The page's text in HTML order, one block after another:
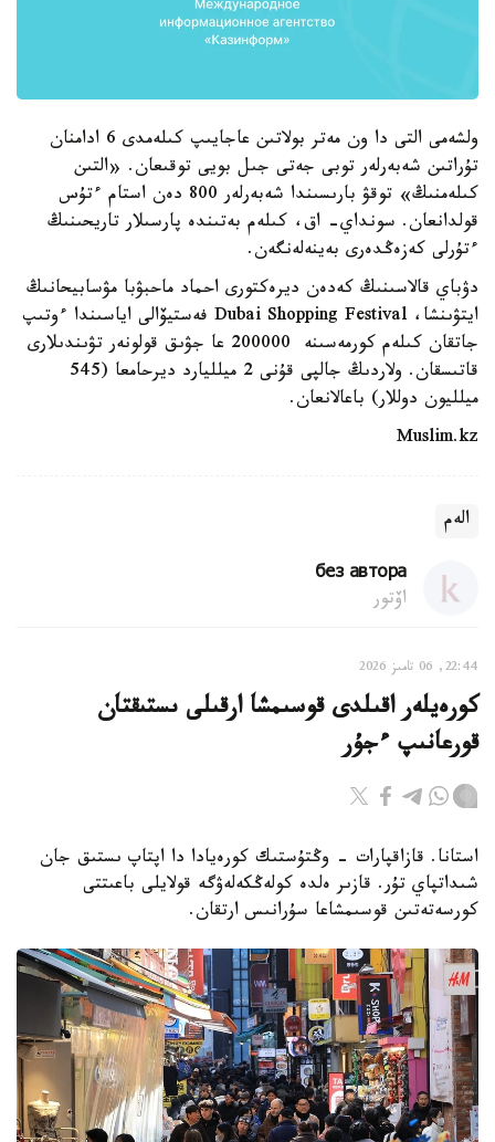
ولشەمى التى دا ون مەتر بولاتىن عاجايىپ كىلەمدى 6 ادامنان
تۇراتىن شەبەرلەر توبى جەتى جىل بويى توقىعان. «التىن
كىلەمنىڭ» توقۋ بارىسىندا شەبەرلەر 800 دەن استام ءتۇس
قولدانعان. سونداي- اق، كىلەم بەتىندە پارسىلار تاريحىنىڭ
ءتۇرلى كەزەڭدەرى بەينەلەنگەن.
دۋباي قالاسىنىڭ كەدەن ديرەكتورى احماد ماحبۋبا مۋسابيحانىڭ
ايتۋىنشا، Dubai Shopping Festival فەستيۆالى اياسىندا ءوتىپ
جاتقان كىلەم كورمەسىنە 200000 عا جۋىق قولونەر تۋىندىلارى
قاتىسقان. ولاردىڭ جالپى قۇنى 2 ميلليارد ديرحامعا (545
ميلليون دوللار) باعالانعان.
Muslim.kz
الەم
без автора
اۆتور
22:44, 06 تامىز 2026
كورەيلەر اقىلدى قوسىمشا ارقىلى ىستىقتان
قورعانىپ ءجۇر
استانا. قازاقپارات - وڭتۇستىك كورەيادا دا اپتاپ ىستىق جان
شىداتپاي تۇر. قازىر ەلدە كولەڭكەلەۋگە قولايلى باعىتتى
كورسەتەتىن قوسىمشاعا سۇرانىس ارتقان.